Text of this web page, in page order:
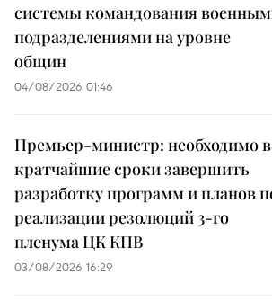
системы командования
подразделениями на уровне
общин
04/08/2026 01:46
Премьер-министр: необходимо в
кратчайшие сроки завершить
разработку программ и планов
реализации резолюций 3-го
пленума ЦК КПВ
03/08/2026 16:29